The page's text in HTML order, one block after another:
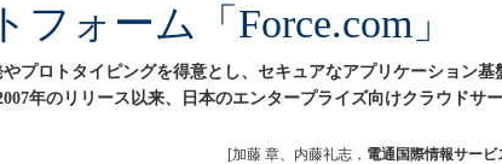
ォーム「Force.com」
プロトタイピングを得意とし、セキュアなアプリケーション基
年のリリース以来、日本のエンタープライズ向けクラウドサー
[加藤 章、内藤礼志， 電通国際情報サービ